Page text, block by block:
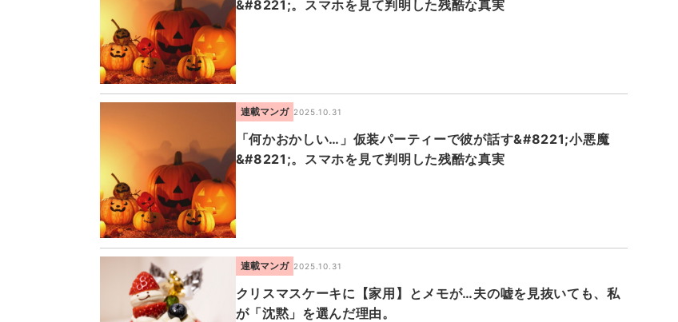
&#8221;。スマホを見て判明した残酷な真実
連載マンガ 2025.10.31
「何かおかしい…」仮装パーティーで彼が話す&#8221;小悪魔
&#8221;。スマホを見て判明した残酷な真実
連載マンガ 2025.10.31
クリスマスケーキに【家用】とメモが…夫の嘘を見抜いても、私
が「沈黙」を選んだ理由。